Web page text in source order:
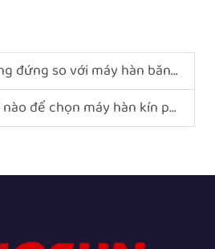
hàn băng nằm ngang: loại nào phù hợp với bao bì của bạn?
máy hàn kín phù hợp cho doanh nghiệp của bạn?